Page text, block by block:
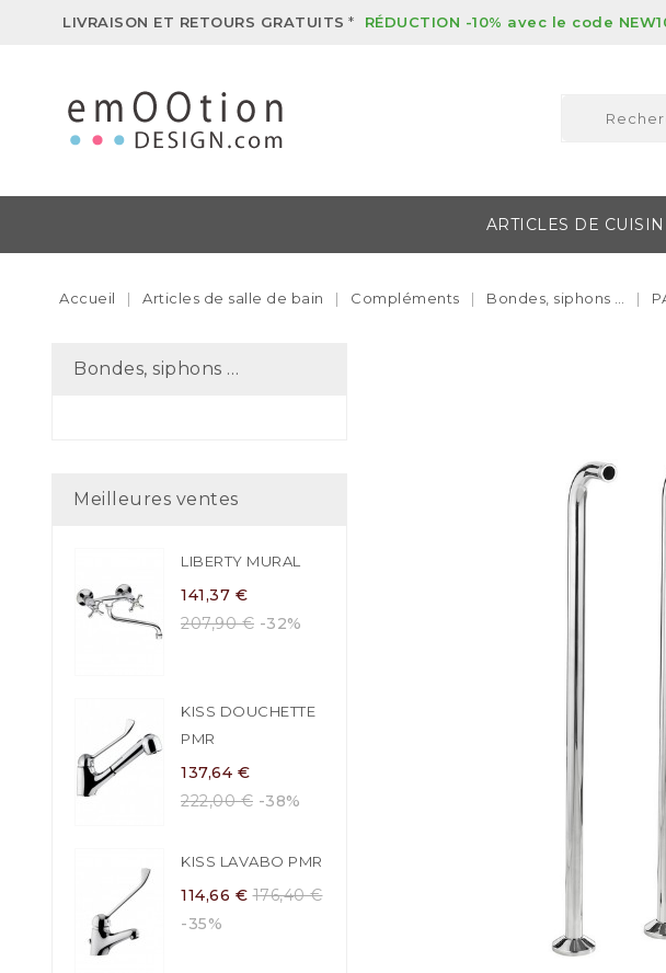
LIVRAISON ET RETOURS GRATUITS * RÉDUCTION -10% avec le code
ARTICLES DE
Accueil Articles de salle de bain Compléments Bondes, siphons …
Bondes, siphons …
Meilleures ventes
LIBERTY MURAL
141,37 €
207,90 € -32%
KISS DOUCHETTE
PMR
137,64 €
222,00 € -38%
KISS LAVABO PMR
114,66 € 176,40 €
-35%